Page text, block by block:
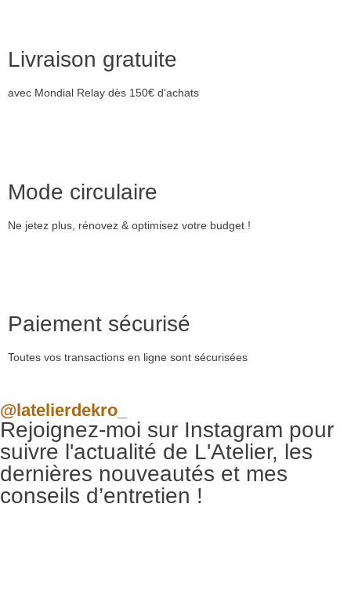
Livraison gratuite
avec Mondial Relay dès 150€ d'achats
Mode circulaire
Ne jetez plus, rénovez & optimisez votre budget !
Paiement sécurisé
Toutes vos transactions en ligne sont sécurisées
@latelierdekro_
Rejoignez-moi sur Instagram pour
suivre l'actualité de L'Atelier, les
dernières nouveautés et mes
conseils d’entretien !